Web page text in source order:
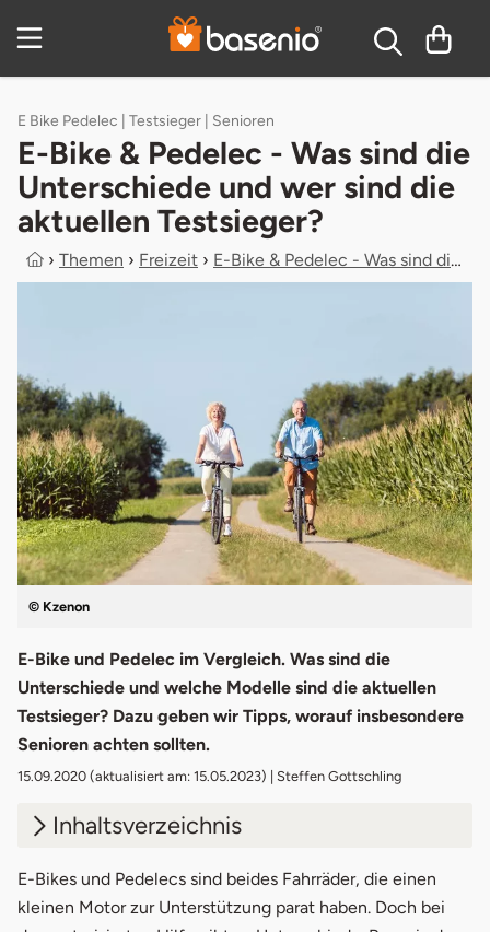
Inhaltsverzeichnis
E Bike Pedelec | Testsieger | Senioren
E-Bike & Pedelec - Was sind die
Unterschiede und wer sind die
aktuellen Testsieger?
› Themen › Freizeit › E-Bike & Pedelec - Was sind die Unt...
© Kzenon
E-Bike und Pedelec im Vergleich. Was sind die
Unterschiede und welche Modelle sind die aktuellen
Testsieger? Dazu geben wir Tipps, worauf insbesondere
Senioren achten sollten.
15.09.2020 (aktualisiert am: 15.05.2023) | Steffen Gottschling
Inhaltsverzeichnis
1. E-Bike & Pedelec für Senioren?
E-Bike & Pedelec - Unterschiede
E-Bikes und Pedelecs sind beides Fahrräder, die einen
kleinen Motor zur Unterstützung parat haben. Doch bei